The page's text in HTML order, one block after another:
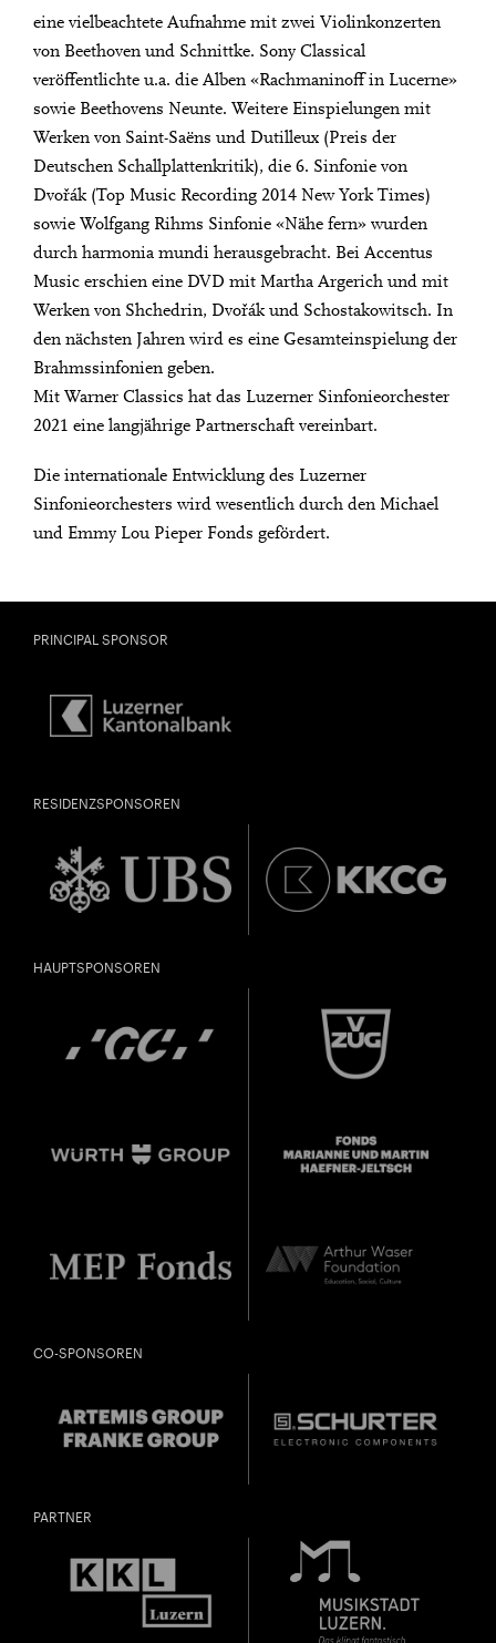
eine vielbeachtete Aufnahme mit zwei Violinkonzerten
von Beethoven und Schnittke. Sony Classical
veröffentlichte u.a. die Alben «Rachmaninoff in Lucerne»
sowie Beethovens Neunte. Weitere Einspielungen mit
Werken von Saint-Saëns und Dutilleux (Preis der
Deutschen Schallplattenkritik), die 6. Sinfonie von
Dvořák (Top Music Recording 2014 New York Times)
sowie Wolfgang Rihms Sinfonie «Nähe fern» wurden
durch harmonia mundi herausgebracht. Bei Accentus
Music erschien eine DVD mit Martha Argerich und mit
Werken von Shchedrin, Dvořák und Schostakowitsch. In
den nächsten Jahren wird es eine Gesamteinspielung der
Brahmssinfonien geben.
Mit Warner Classics hat das Luzerner Sinfonieorchester
2021 eine langjährige Partnerschaft vereinbart.
Die internationale Entwicklung des Luzerner
Sinfonieorchesters wird wesentlich durch den Michael
und Emmy Lou Pieper Fonds gefördert.
PRINCIPAL SPONSOR
RESIDENZSPONSOREN
HAUPTSPONSOREN
CO-SPONSOREN
PARTNER